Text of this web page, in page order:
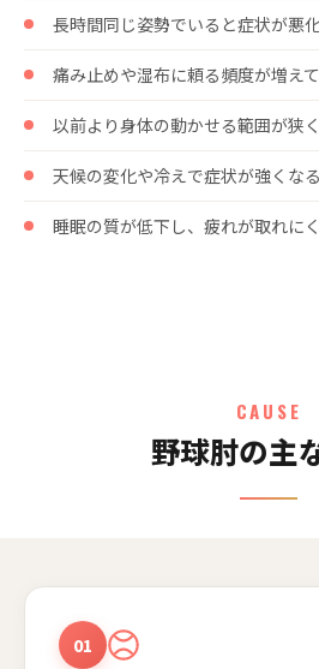
長時間同じ姿勢でいると症状が悪
痛み止めや湿布に頼る頻度が増え
以前より身体の動かせる範囲が狭
天候の変化や冷えで症状が強くなる
睡眠の質が低下し、疲れが取れに
CAUSE
野球肘の主
01